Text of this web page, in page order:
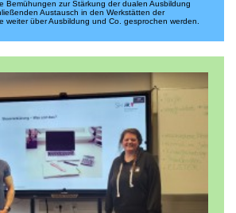
Bemühungen zur Stärkung der dualen Ausbildung
Austausch in den Werkstätten der
weiter über Ausbildung und Co. gesprochen werden.